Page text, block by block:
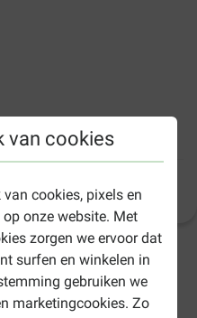
van cookies
cookies, pixels en
onze website. Met
zorgen we ervoor dat
surfen en winkelen in
gebruiken we
marketingcookies. Zo
Productinformatie
levertijd, tenzij anders aangegeven